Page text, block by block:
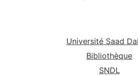
Université Saad
Bibliothèque
SNDL